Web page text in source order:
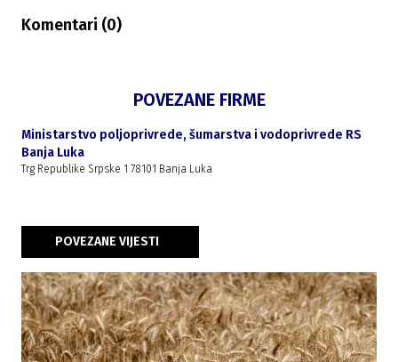
Komentari (0)
POVEZANE FIRME
Ministarstvo poljoprivrede, šumarstva i vodoprivrede RS
Banja Luka
Trg Republike Srpske 1 78101 Banja Luka
POVEZANE VIJESTI